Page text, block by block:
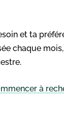
et ta
chaque
à